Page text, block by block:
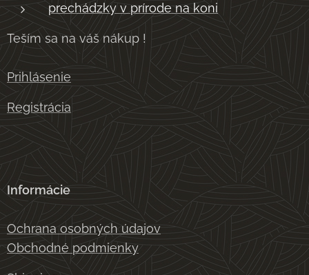
prechádzky v prírode na koni
Teším sa na váš nákup !
Prihlásenie
Registrácia
Informácie
Ochrana osobných údajov
Obchodné podmienky